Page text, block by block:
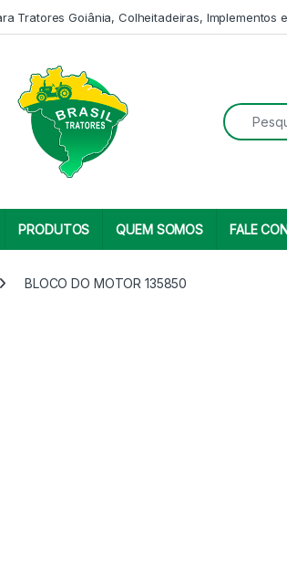
Tratores Goiânia, Colheitadeiras, Implementos
Search for:
PRODUTOS QUEM SOMOS FALE
BLOCO DO MOTOR 135850